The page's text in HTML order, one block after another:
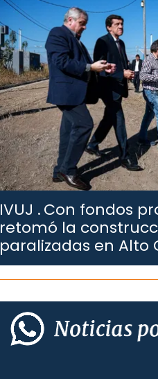
IVUJ .Con fondos
retomó la
paralizadas en Alto